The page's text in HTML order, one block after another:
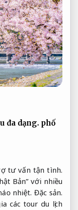
đa dạng. phố
tư vấn tận tình.
Bản” với nhiều
nhiệt. Đặc sản.
các tour du lịch